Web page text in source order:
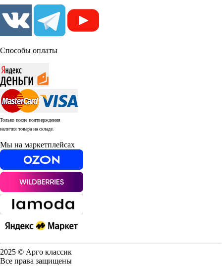
Способы оплаты
Только после подтверждения
наличия товара на складе.
Мы на маркетплейсах
2025 © Арго классик
Все права защищены